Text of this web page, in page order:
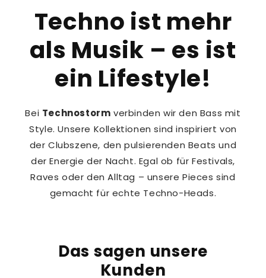
Techno ist mehr
als Musik – es ist
ein Lifestyle!
Bei Technostorm verbinden wir den Bass mit
Style. Unsere Kollektionen sind inspiriert von
der Clubszene, den pulsierenden Beats und
der Energie der Nacht. Egal ob für Festivals,
Raves oder den Alltag – unsere Pieces sind
gemacht für echte Techno-Heads.
Das sagen unsere
Kunden